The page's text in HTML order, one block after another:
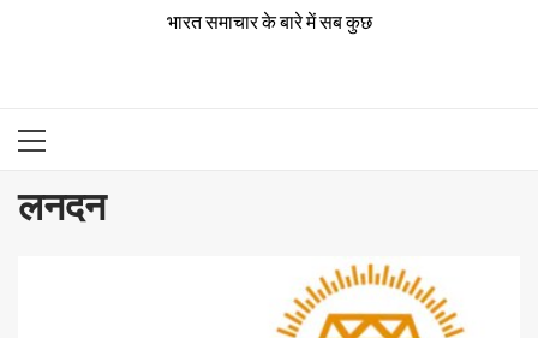
भारत समाचार के बारे में सब कुछ
प्राथमिक
लनदन